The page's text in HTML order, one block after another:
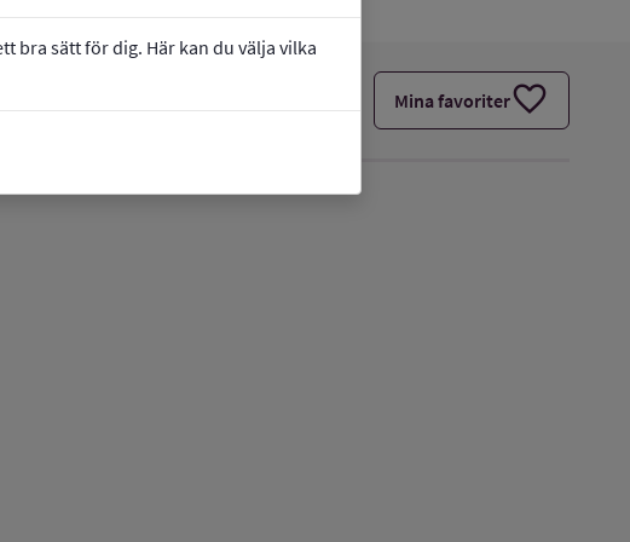
bra sätt för dig. Här kan du välja vilka
Mina favoriterfavorite